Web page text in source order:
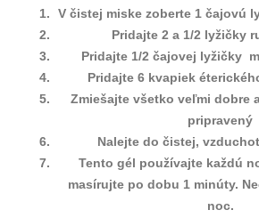
V čistej miske zoberte 1 čajovú
Pridajte 2 a 1/2 lyžičky
Pridajte 1/2 čajovej lyžičky
Pridajte 6 kvapiek
Zmiešajte všetko veľmi dobre
pripravený
Nalejte do čistej,
Tento gél používajte každú
masírujte po dobu 1 minúty.
noc.